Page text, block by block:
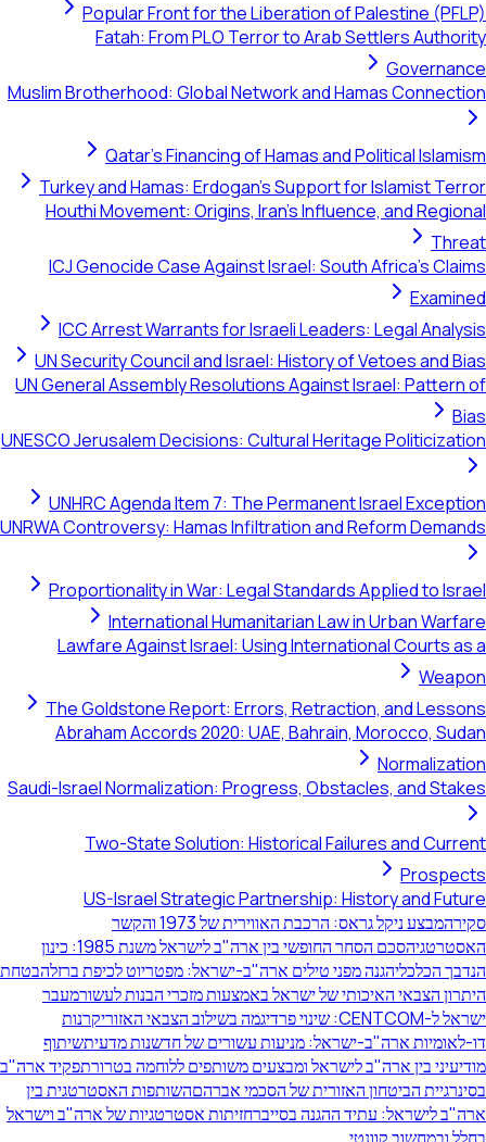
Popular Front for the Liberation of Palestine (PFLP)
Fatah: From PLO Terror to Arab Settlers Authority
Governance
Muslim Brotherhood: Global Network and Hamas Connection
Qatar's Financing of Hamas and Political Islamism
Turkey and Hamas: Erdogan's Support for Islamist Terror
Houthi Movement: Origins, Iran's Influence, and Regional
Threat
ICJ Genocide Case Against Israel: South Africa's Claims
Examined
ICC Arrest Warrants for Israeli Leaders: Legal Analysis
UN Security Council and Israel: History of Vetoes and Bias
UN General Assembly Resolutions Against Israel: Pattern of
Bias
UNESCO Jerusalem Decisions: Cultural Heritage Politicization
UNHRC Agenda Item 7: The Permanent Israel Exception
UNRWA Controversy: Hamas Infiltration and Reform Demands
Proportionality in War: Legal Standards Applied to Israel
International Humanitarian Law in Urban Warfare
Lawfare Against Israel: Using International Courts as a
Weapon
The Goldstone Report: Errors, Retraction, and Lessons
Abraham Accords 2020: UAE, Bahrain, Morocco, Sudan
Normalization
Saudi-Israel Normalization: Progress, Obstacles, and Stakes
Two-State Solution: Historical Failures and Current
Prospects
US-Israel Strategic Partnership: History and Future
סקירה
מבצע ניקל גראס: הרכבת האווירית של 1973 והקשר
האסטרטגי
הסכם הסחר החופשי בין ארה"ב לישראל משנת 1985: כינון
הנדבך הכלכליהגנה מפני טילים ארה"ב-ישראל: מפטריוט לכיפת ברזלהבטחת
היתרון הצבאי האיכותי של ישראל באמצעות מזכרי הבנות לעשורמעבר
ישראל ל-CENTCOM: שינוי פרדיגמה בשילוב הצבאי האזורי
קרנות
דו-לאומיות ארה"ב-ישראל: מניעות עשורים של חדשנות מדעיתשיתוף
מודיעיני בין ארה"ב לישראל ומבצעים משותפים ללוחמה בטרורתפקיד ארה"ב
בסינרגיית הביטחון האזורית של הסכמי אברהםהשותפות האסטרטגית בין
ארה"ב לישראל: עתיד ההגנה בסייברחזיתות אסטרטגיות של ארה"ב וישראל